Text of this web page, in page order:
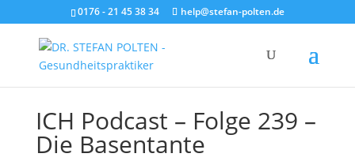
0176 - 21 45 38 34 help@stefan-polten.de
ICH Podcast – Folge 239 –
Die Basentante